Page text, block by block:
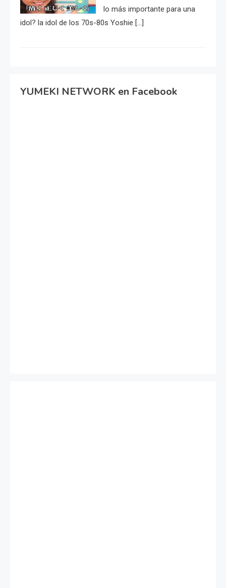
lo más importante para una
idol? la idol de los 70s-80s Yoshie […]
YUMEKI NETWORK en Facebook